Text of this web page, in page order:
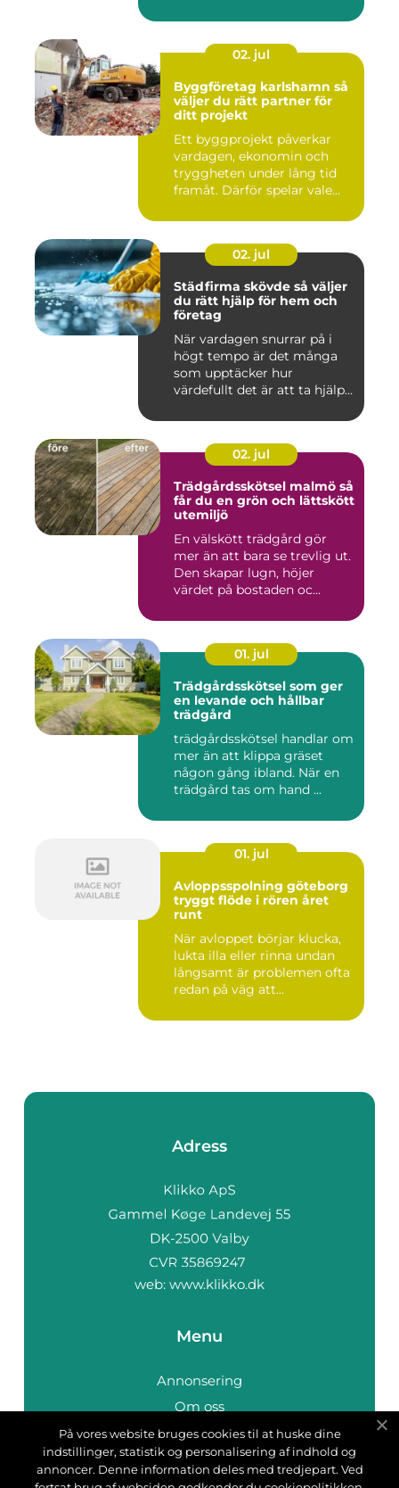
02. jul
Byggföretag karlshamn så
väljer du rätt partner för
ditt projekt
Ett byggprojekt påverkar
vardagen, ekonomin och
tryggheten under lång tid
framåt. Därför spelar vale...
02. jul
Städfirma skövde så väljer
du rätt hjälp för hem och
företag
När vardagen snurrar på i
högt tempo är det många
som upptäcker hur
värdefullt det är att ta hjälp
02. jul
Trädgårdsskötsel malmö så
får du en grön och lättskött
utemiljö
En välskött trädgård gör
mer än att bara se trevlig ut.
Den skapar lugn, höjer
värdet på bostaden oc...
01. jul
Trädgårdsskötsel som ger
en levande och hållbar
trädgård
trädgårdsskötsel handlar om
mer än att klippa gräset
någon gång ibland. När en
trädgård tas om hand ...
01. jul
Avloppsspolning göteborg
tryggt flöde i rören året
runt
När avloppet börjar klucka,
lukta illa eller rinna undan
långsamt är problemen ofta
redan på väg att...
Adress
web: www.klikko.dk
Menu
Annonsering
Om oss
Cookies
Kontakta oss
Sitemap
På vores website bruges cookies til at huske dine
indstillinger, statistik og personalisering af indhold og
annoncer. Denne information deles med tredjepart. Ved